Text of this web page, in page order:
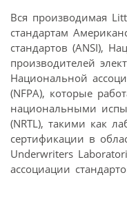
Вся производимая
стандартам
стандартов (ANSI),
производителей
Национальной
(NFPA), которые
национальными
(NRTL), такими как
сертификации в
Underwriters
ассоциации